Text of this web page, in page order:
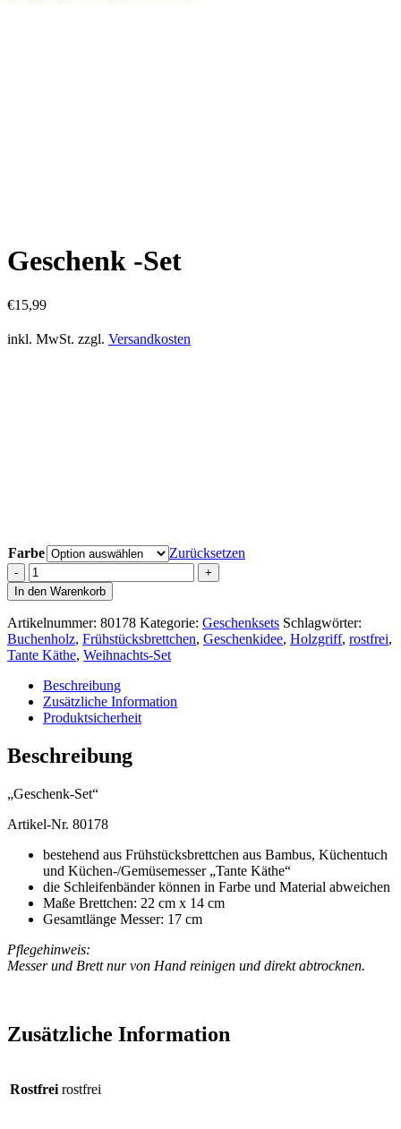
Geschenk -Set
€15,99
inkl. MwSt. zzgl. Versandkosten
Farbe
Zurücksetzen
Geschenk
-
Set
Menge
In den Warenkorb
Artikelnummer: 80178 Kategorie: Geschenksets Schlagwörter:
Buchenholz, Frühstücksbrettchen, Geschenkidee, Holzgriff, rostfrei,
Tante Käthe, Weihnachts-Set
Beschreibung
Zusätzliche Information
Produktsicherheit
Beschreibung
„Geschenk-Set“
Artikel-Nr. 80178
bestehend aus Frühstücksbrettchen aus Bambus, Küchentuch
und Küchen-/Gemüsemesser „Tante Käthe“
die Schleifenbänder können in Farbe und Material abweichen
Maße Brettchen: 22 cm x 14 cm
Gesamtlänge Messer: 17 cm
Pflegehinweis:
Messer und Brett nur von Hand reinigen und direkt abtrocknen.
Zusätzliche Information
Rostfrei rostfrei